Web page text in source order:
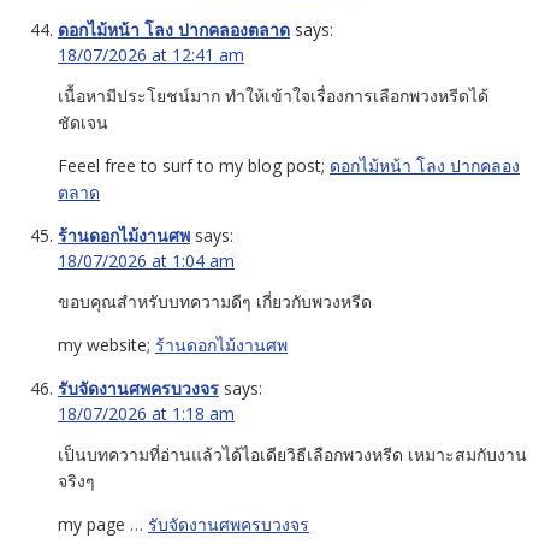
ดอกไม้หน้า โลง ปากคลองตลาด says:
18/07/2026 at 12:41 am
เนื้อหามีประโยชน์มาก ทำให้เข้าใจเรื่องการเลือกพวงหรีดได้
ชัดเจน
Feeel free to surf to my blog post; ดอกไม้หน้า โลง ปากคลอง
ตลาด
ร้านดอกไม้งานศพ says:
18/07/2026 at 1:04 am
ขอบคุณสำหรับบทความดีๆ เกี่ยวกับพวงหรีด
my website; ร้านดอกไม้งานศพ
รับจัดงานศพครบวงจร says:
18/07/2026 at 1:18 am
เป็นบทความที่อ่านแล้วได้ไอเดียวิธีเลือกพวงหรีด เหมาะสมกับงาน
จริงๆ
my page … รับจัดงานศพครบวงจร